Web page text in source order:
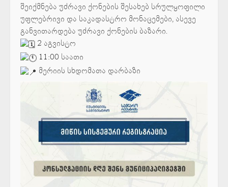
შეიქმნება უძრავი ქონების შესახებ სრულყოფილი
უფლებრივი და საკადასტრო მონაცემები, ასევე
განვითარდება უძრავი ქონების ბაზარი.
2 აგვისტო
11:00 საათი
მერიის სხდომათა დარბაზი